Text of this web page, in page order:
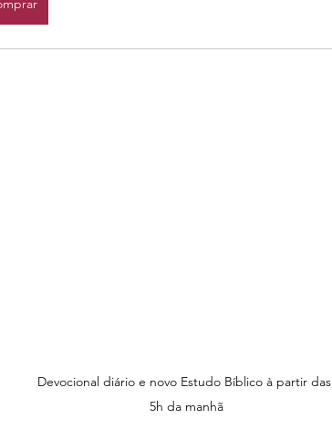
Devocional diário e novo Estudo Bíblico à partir das
5h da manhã